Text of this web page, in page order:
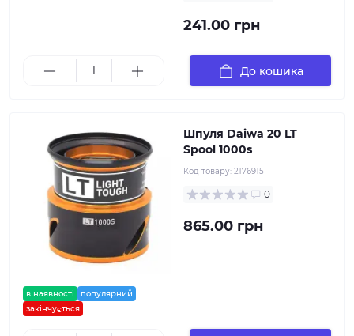
241.00 грн
До кошика
в наявності
популярний
закінчується
Шпуля Daiwa 20 LT
Spool 1000s
Код товару: 2176915
0
865.00 грн